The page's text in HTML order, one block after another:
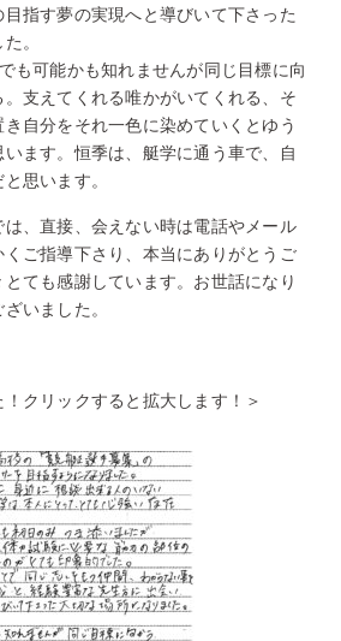
指す夢の実現へと導びいて下さった
。
も可能かも知れませんが同じ目標に向
支えてくれる唯かがいてくれる、そ
自分をそれ一色に染めていくとゆう
ます。恒季は、艇学に通う車で、自
思います。
、直接、会えない時は電話やメール
ご指導下さり、本当にありがとうご
ても感謝しています。お世話になり
いました。
クリックすると拡大します！＞